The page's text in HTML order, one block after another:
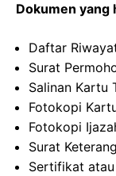
Dokumen yang
Daftar
Surat
Salinan Kartu
Fotokopi
Fotokopi
Surat
Sertifikat